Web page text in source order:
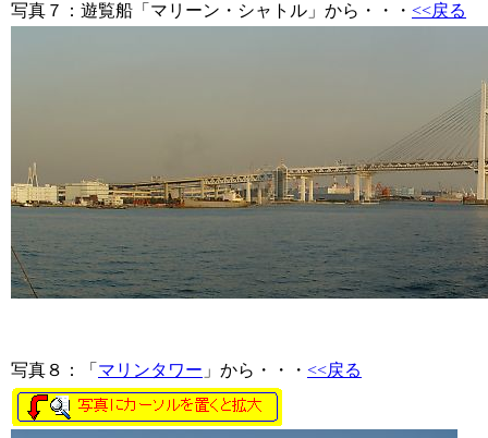
写真８ ：「 マリンタワー 」から・・・ <<戻る
写真７ ：遊覧船「マリーン・シャトル」から・・・ <<戻る